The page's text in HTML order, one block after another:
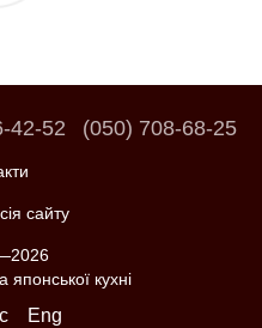
42-52 (050) 708-68-25
сайту
японської кухні
Eng